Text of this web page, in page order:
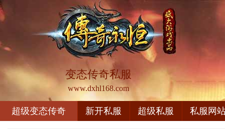
变态传奇私服
www.dxhl168.com
超级变态传奇 新开私服 超级私服 私服网